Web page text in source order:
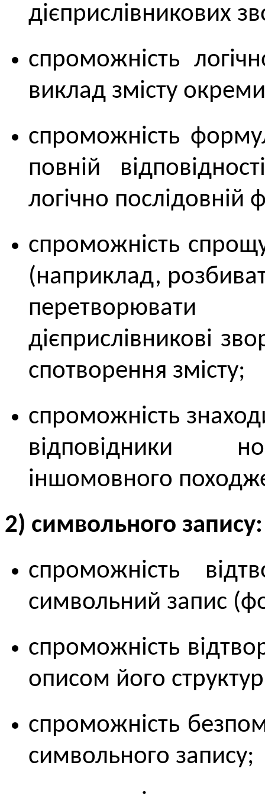
дієприслівникових
спроможність
виклад змісту
спроможність
повній
логічно послідовній
спроможність
(наприклад,
перетворювати
дієприслівникові
спотворення змісту;
спроможність
відповідники
іншомовного
2) символьного запису:
спроможність
символьний запис
спроможність
описом його
спроможність
символьного запису;